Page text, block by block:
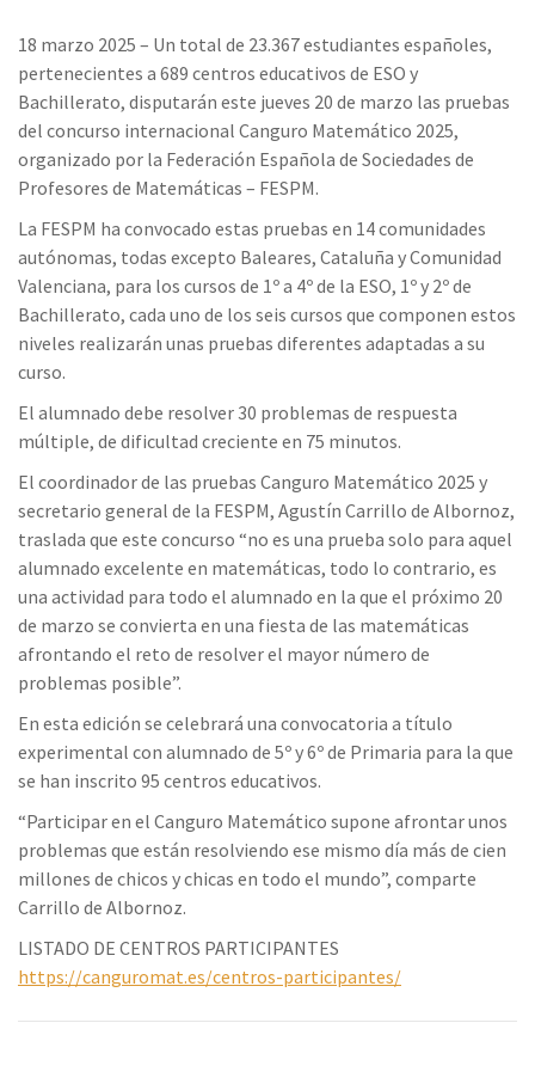
18 marzo 2025 – Un total de 23.367 estudiantes españoles,
pertenecientes a 689 centros educativos de ESO y
Bachillerato, disputarán este jueves 20 de marzo las pruebas
del concurso internacional Canguro Matemático 2025,
organizado por la Federación Española de Sociedades de
Profesores de Matemáticas – FESPM.
La FESPM ha convocado estas pruebas en 14 comunidades
autónomas, todas excepto Baleares, Cataluña y Comunidad
Valenciana, para los cursos de 1º a 4º de la ESO, 1º y 2º de
Bachillerato, cada uno de los seis cursos que componen estos
niveles realizarán unas pruebas diferentes adaptadas a su
curso.
El alumnado debe resolver 30 problemas de respuesta
múltiple, de dificultad creciente en 75 minutos.
El coordinador de las pruebas Canguro Matemático 2025 y
secretario general de la FESPM, Agustín Carrillo de Albornoz,
traslada que este concurso “no es una prueba solo para aquel
alumnado excelente en matemáticas, todo lo contrario, es
una actividad para todo el alumnado en la que el próximo 20
de marzo se convierta en una fiesta de las matemáticas
afrontando el reto de resolver el mayor número de
problemas posible”.
En esta edición se celebrará una convocatoria a título
experimental con alumnado de 5º y 6º de Primaria para la que
se han inscrito 95 centros educativos.
“Participar en el Canguro Matemático supone afrontar unos
problemas que están resolviendo ese mismo día más de cien
millones de chicos y chicas en todo el mundo”, comparte
Carrillo de Albornoz.
LISTADO DE CENTROS PARTICIPANTES
https://canguromat.es/centros-participantes/